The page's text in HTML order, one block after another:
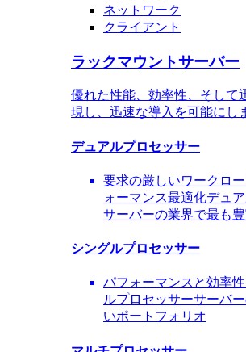
ネットワーク
クライアント
ラックマウントサーバー
優れた性能、効率性、そして
現し、迅速な導入を可能にし
デュアルプロセッサー
要求の厳しいワークロ
ォーマンス最適化デュ
サーバーの業界で最も
シングルプロセッサー
パフォーマンスと効率
ルプロセッサーサーバ
いポートフォリオ